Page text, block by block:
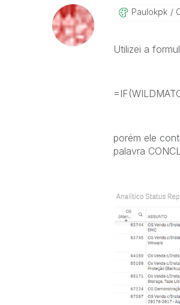
Paulokpk
Utilizei a
porém ele
palavra